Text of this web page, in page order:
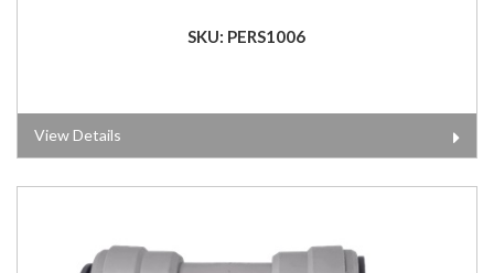
SKU: PERS1006
View Details